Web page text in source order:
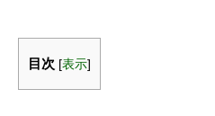
目次 [表示]